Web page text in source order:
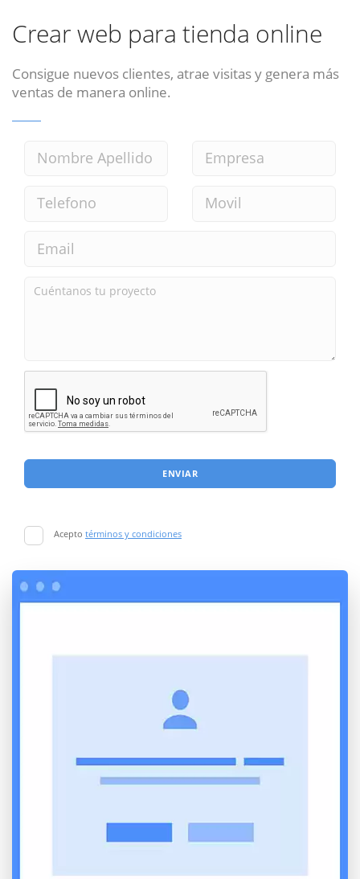
Crear web para tienda online
Consigue nuevos clientes, atrae visitas y genera más
ventas de manera online.
ENVIAR
Acepto términos y condiciones